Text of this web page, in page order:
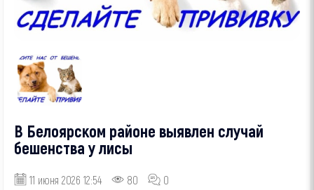
В Белоярском районе выявлен случай
бешенства у лисы
11 июня 2026 12:54 80
0